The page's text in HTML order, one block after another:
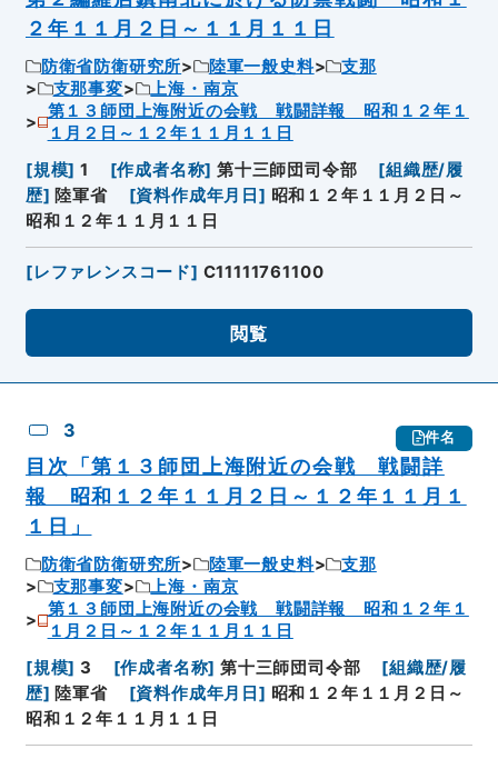
２年１１月２日～１１月１１日
防衛省防衛研究所 陸軍一般史料
支那
支那事変
上海・南京
第１３師団上海附近の会戦 戦闘詳報 昭和１２年１
１月２日～１２年１１月１１日
[規模] 1 [作成者名称] 第十三師団司令部 [組織歴/履
歴] 陸軍省 [資料作成年月日] 昭和１２年１１月２日～
昭和１２年１１月１１日
[レファレンスコード] C11111761100
閲覧
3 件名
目次「第１３師団上海附近の会戦 戦闘詳
報 昭和１２年１１月２日～１２年１１月１
１日」
防衛省防衛研究所 陸軍一般史料
支那
支那事変
上海・南京
第１３師団上海附近の会戦 戦闘詳報 昭和１２年１
１月２日～１２年１１月１１日
[規模] 3 [作成者名称] 第十三師団司令部 [組織歴/履
歴] 陸軍省 [資料作成年月日] 昭和１２年１１月２日～
昭和１２年１１月１１日